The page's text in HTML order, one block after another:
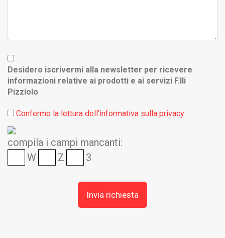
Desidero iscrivermi alla newsletter per ricevere
informazioni relative ai prodotti e ai servizi F.lli
Pizziolo
Confermo la lettura dell'informativa sulla privacy
compila i campi mancanti:
W
Z 3